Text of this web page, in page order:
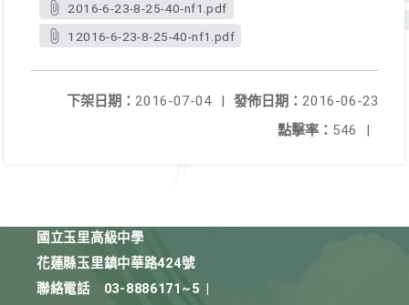
2016-6-23-8-25-40-nf1.pdf
12016-6-23-8-25-40-nf1.pdf
發佈日期： 2016-06-23
下架日期： 2016-07-04
|
點擊率： 546 |
國立玉里高級中學
花蓮縣玉里鎮中華路424號
聯絡電話
03-8886171~5